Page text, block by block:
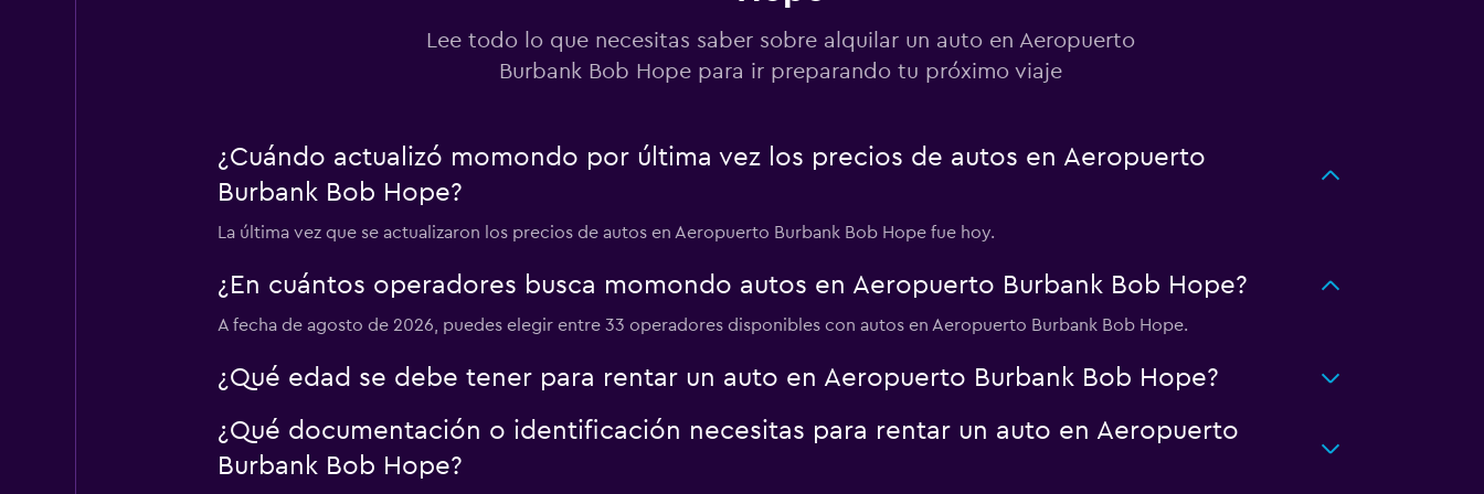
22 opiniones
1 punto de alquiler
Dollar
6.0 Aceptable
1 punto de alquiler
Ver precios
Economy Rent a Car
Lee todo lo que necesitas saber sobre alquilar un auto en Aeropuerto
Burbank Bob Hope para ir preparando tu próximo viaje
¿Cuándo actualizó momondo por última vez los precios de autos en Aeropuerto
Burbank Bob Hope?
La última vez que se actualizaron los precios de autos en Aeropuerto Burbank Bob Hope fue hoy.
¿En cuántos operadores busca momondo autos en Aeropuerto Burbank Bob Hope?
A fecha de agosto de 2026, puedes elegir entre 33 operadores disponibles con autos en Aeropuerto Burbank Bob Hope.
¿Qué edad se debe tener para rentar un auto en Aeropuerto Burbank Bob Hope?
¿Qué documentación o identificación necesitas para rentar un auto en Aeropuerto
Burbank Bob Hope?